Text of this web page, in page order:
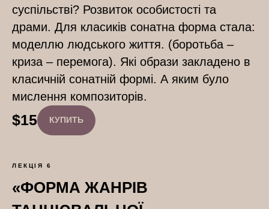
суспільстві? Розвиток особистості та
драми. Для класиків сонатна форма стала:
моделлю людського життя. (боротьба –
криза – перемога). Які образи закладено в
класичній сонатній формі. А яким було
мислення композиторів.
$15 КУПИТЬ
ЛЕКЦІЯ 6
«ФОРМА ЖАНРІВ